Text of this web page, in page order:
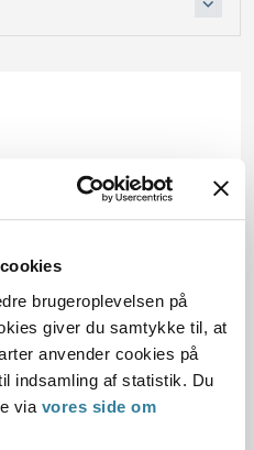
brugeroplevelsen på
giver du samtykke til, at
anvender cookies på
indsamling af statistik. Du
via vores side om
kasseret den 9.
indarbejdet i